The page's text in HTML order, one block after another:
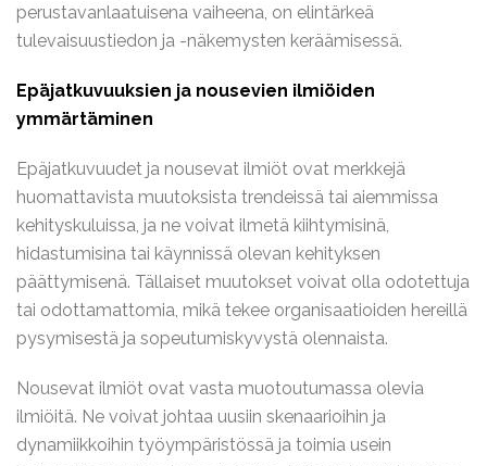
perustavanlaatuisena vaiheena, on elintärkeä
tulevaisuustiedon ja -näkemysten keräämisessä.
Epäjatkuvuuksien ja nousevien ilmiöiden
ymmärtäminen
Epäjatkuvuudet ja nousevat ilmiöt ovat merkkejä
huomattavista muutoksista trendeissä tai aiemmissa
kehityskuluissa, ja ne voivat ilmetä kiihtymisinä,
hidastumisina tai käynnissä olevan kehityksen
päättymisenä. Tällaiset muutokset voivat olla odotettuja
tai odottamattomia, mikä tekee organisaatioiden hereillä
pysymisestä ja sopeutumiskyvystä olennaista.
Nousevat ilmiöt ovat vasta muotoutumassa olevia
ilmiöitä. Ne voivat johtaa uusiin skenaarioihin ja
dynamiikkoihin työympäristössä ja toimia usein